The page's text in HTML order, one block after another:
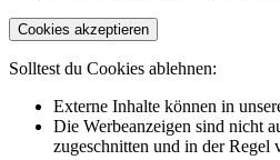
Cookies akzeptieren
Solltest du Cookies ablehnen:
Externe Inhalte können in
Die Werbeanzeigen sind nicht
zugeschnitten und in der Regel